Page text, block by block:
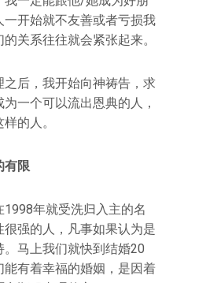
一开始就不友善或者亏损我
关系往往就会紧张起来。
之后，我开始向神祷告，求
一个可以流出恩典的人，
的人。
有限
年就受洗归入主的名
强的人，凡事如果认为是
。马上我们就快到结婚20
能有着幸福的婚姻，是因着